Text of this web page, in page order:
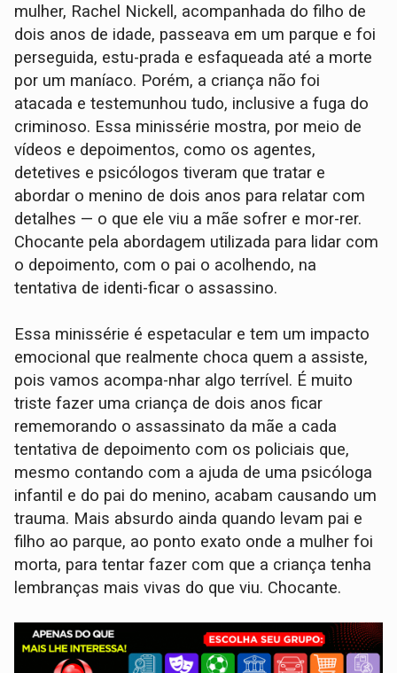
mulher, Rachel Nickell, acompanhada do filho de
dois anos de idade, passeava em um parque e foi
perseguida, estu-prada e esfaqueada até a morte
por um maníaco. Porém, a criança não foi
atacada e testemunhou tudo, inclusive a fuga do
criminoso. Essa minissérie mostra, por meio de
vídeos e depoimentos, como os agentes,
detetives e psicólogos tiveram que tratar e
abordar o menino de dois anos para relatar com
detalhes — o que ele viu a mãe sofrer e mor-rer.
Chocante pela abordagem utilizada para lidar com
o depoimento, com o pai o acolhendo, na
tentativa de identi-ficar o assassino.
Essa minissérie é espetacular e tem um impacto
emocional que realmente choca quem a assiste,
pois vamos acompa-nhar algo terrível. É muito
triste fazer uma criança de dois anos ficar
rememorando o assassinato da mãe a cada
tentativa de depoimento com os policiais que,
mesmo contando com a ajuda de uma psicóloga
infantil e do pai do menino, acabam causando um
trauma. Mais absurdo ainda quando levam pai e
filho ao parque, ao ponto exato onde a mulher foi
morta, para tentar fazer com que a criança tenha
lembranças mais vivas do que viu. Chocante.